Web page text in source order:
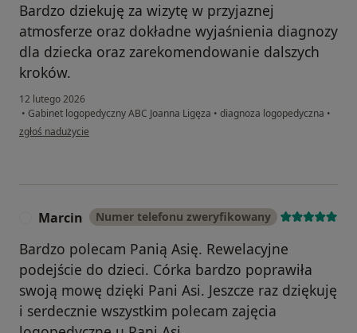
Bardzo dziekuję za wizytę w przyjaznej
atmosferze oraz dokładne wyjaśnienia diagnozy
dla dziecka oraz zarekomendowanie dalszych
kroków.
12 lutego 2026
• Gabinet logopedyczny ABC Joanna Ligęza • diagnoza logopedyczna •
w opinii użytkownika Mateusz
zgłoś nadużycie
Marcin Numer telefonu zweryfikowany
Bardzo polecam Panią Asię. Rewelacyjne
podejście do dzieci. Córka bardzo poprawiła
swoją mowę dzięki Pani Asi. Jeszcze raz dziękuję
i serdecznie wszystkim polecam zajęcia